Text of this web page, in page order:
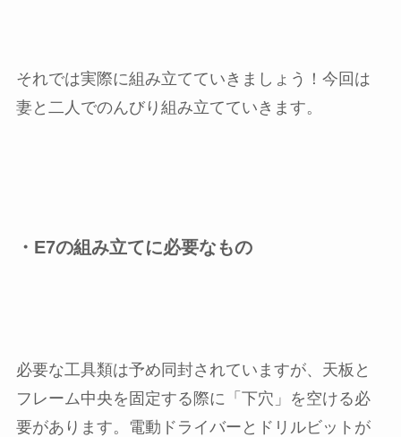
それでは実際に組み立てていきましょう！今回は
妻と二人でのんびり組み立てていきます。
・E7の組み立てに必要なもの
必要な工具類は予め同封されていますが、天板と
フレーム中央を固定する際に「下穴」を空ける必
要があります。電動ドライバーとドリルビットが